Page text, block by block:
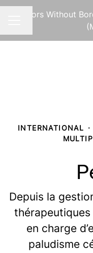
Doctors Without
Changer la langue
INTERNATIONAL ·
Depuis la
thérapeutiques
en charge
paludisme